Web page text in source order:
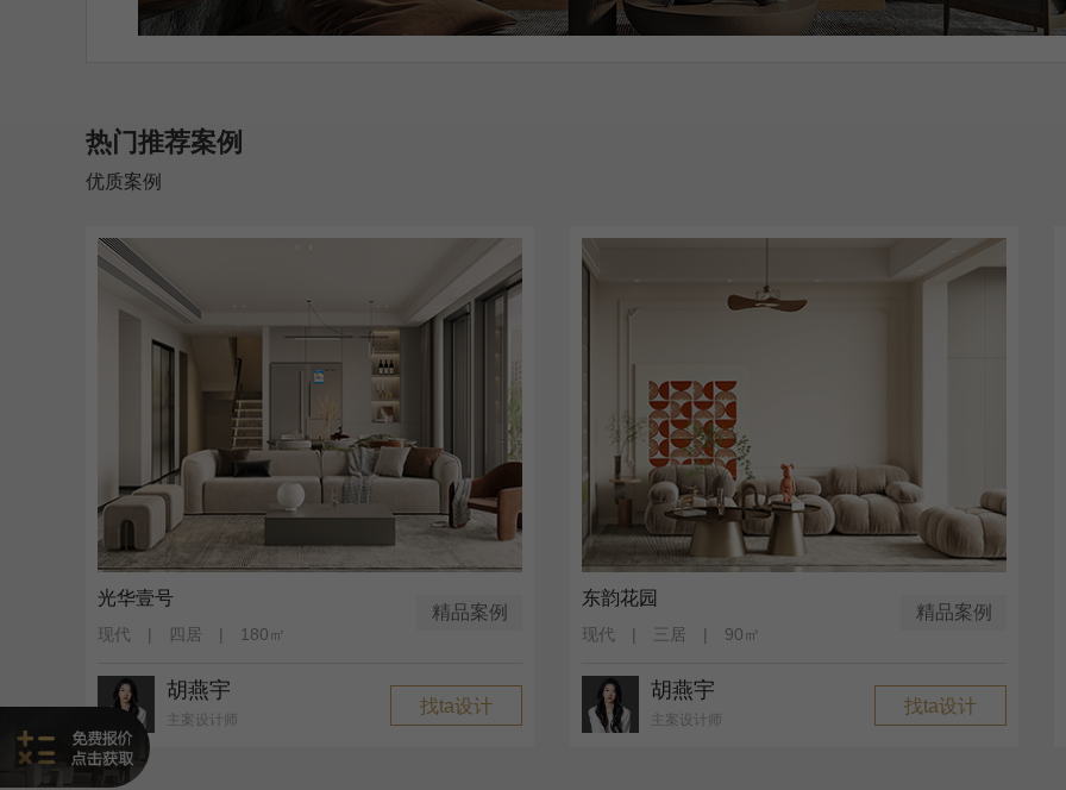
热门推荐案例
优质案例
精品案例
光华壹号
现代 | 四居 | 180㎡
胡燕宇
主案设计师
找ta设计
精品案例
东韵花园
现代 | 三居 | 90㎡
胡燕宇
主案设计师
找ta设计